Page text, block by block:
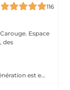
116
Espace
des
Le laser Diode haute performance dernière génération est enfin disponible. Une technologie de pointe pour - une peau plus lisse - des résultats visibles dès les premières séances - convient à tous les types de peaux - confort renforcé par un système de refroidissement avancé - adaptés aux hommes et aux femmes Une solution efficace, rapide et confortable pour dire adieu aux poils durablement.